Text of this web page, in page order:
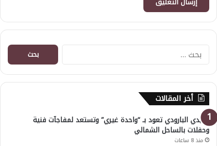
البحث
عن:
أخر المقالات
هايدي البارودي تعود بـ “واحدة غيري” وتستعد لمفاجآت فنية
وحفلات بالساحل الشمالي
منذ 8 ساعات